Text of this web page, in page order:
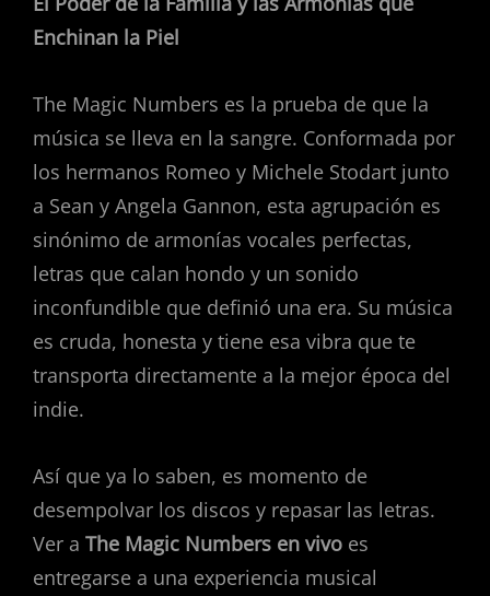
Enchinan la Piel
The Magic Numbers es la prueba de que la
música se lleva en la sangre. Conformada por
los hermanos Romeo y Michele Stodart junto
a Sean y Angela Gannon, esta agrupación es
sinónimo de armonías vocales perfectas,
letras que calan hondo y un sonido
inconfundible que definió una era. Su música
es cruda, honesta y tiene esa vibra que te
transporta directamente a la mejor época del
indie.
Así que ya lo saben, es momento de
desempolvar los discos y repasar las letras.
Ver a The Magic Numbers en vivo es
entregarse a una experiencia musical